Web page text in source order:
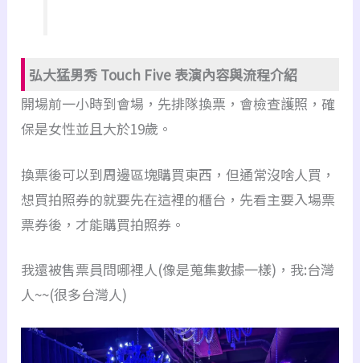
弘大猛男秀 Touch Five 表演內容與流程介紹
開場前一小時到會場，先排隊換票，會檢查護照，確
保是女性並且大於19歲。
換票後可以到周邊區塊購買東西，但通常沒啥人買，
想買拍照券的就要先在這裡的櫃台，先看主要入場票
票券後，才能購買拍照券。
我還被售票員問哪裡人(像是蒐集數據一樣)，我:台灣
人~~(很多台灣人)